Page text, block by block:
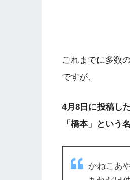
これまでに多数
ですが、
4月8日に投稿し
「橋本」という
かねこあ